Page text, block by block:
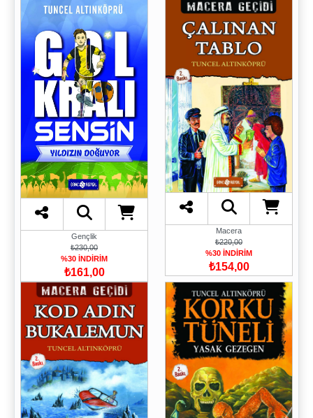
Gençlik
₺230,00
%30 İNDİRİM
₺161,00
Macera
₺220,00
%30 İNDİRİM
₺154,00